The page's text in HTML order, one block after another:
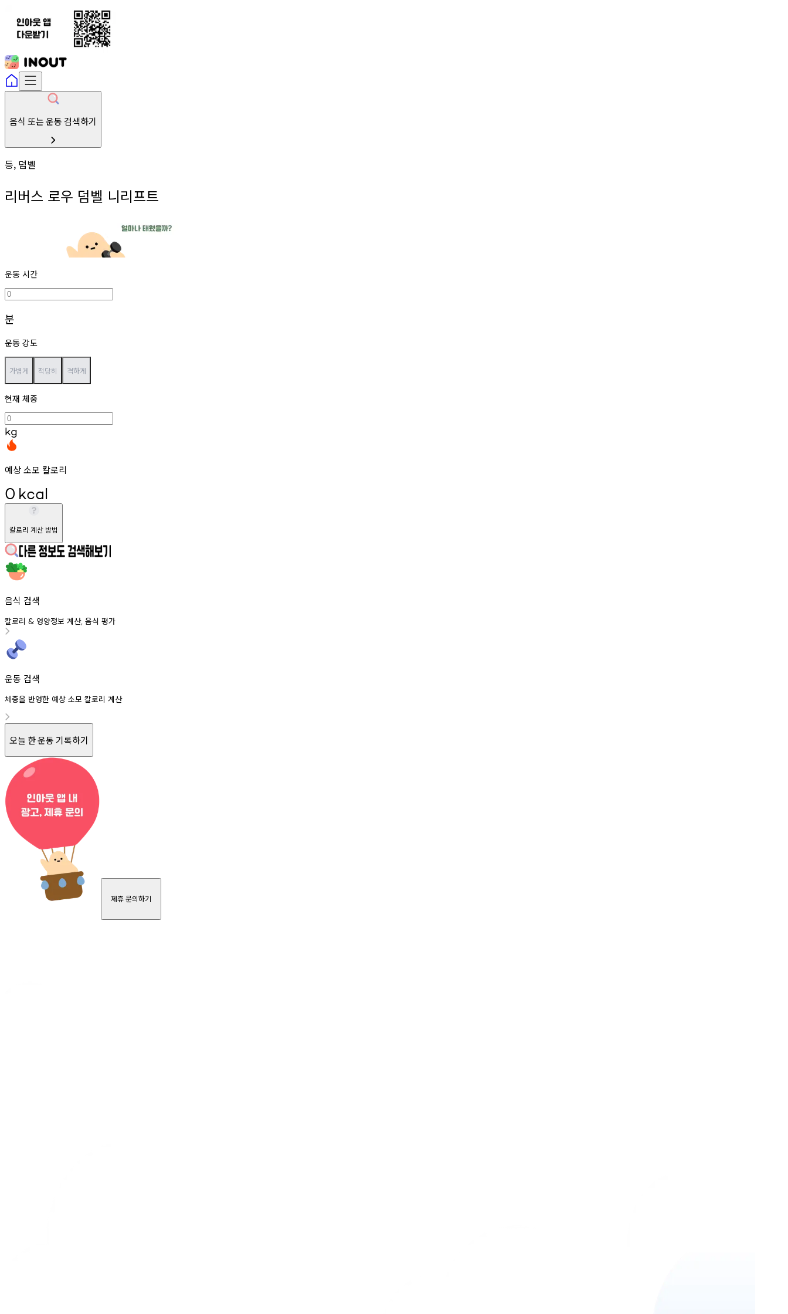
음식 또는 운동 검색하기
등, 덤벨
리버스 로우 덤벨 니리프트
운동 시간
분
운동 강도
가볍게 적당히 격하게
현재 체중
kg
예상 소모 칼로리
0 kcal
칼로리 계산 방법
음식 검색
칼로리 & 영양정보 계산, 음식 평가
운동 검색
체중을 반영한 예상 소모 칼로리 계산
오늘 한 운동 기록하기
제휴 문의하기